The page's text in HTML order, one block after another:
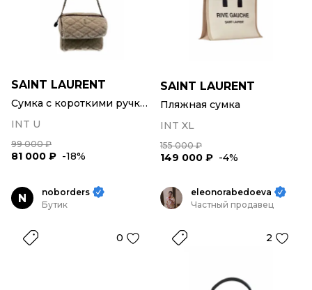
SAINT LAURENT
Сумка с короткими ручками
INT U
99 000 ₽
81 000 ₽ -18%
SAINT LAURENT
Пляжная сумка
INT XL
155 000 ₽
149 000 ₽ -4%
N
noborders
Бутик
0
eleonorabedoeva
Частный продавец
2